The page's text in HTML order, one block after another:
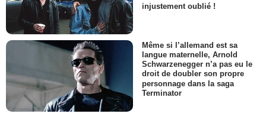
injustement oublié !
Même si l’allemand est sa
langue maternelle, Arnold
Schwarzenegger n’a pas eu le
droit de doubler son propre
personnage dans la saga
Terminator